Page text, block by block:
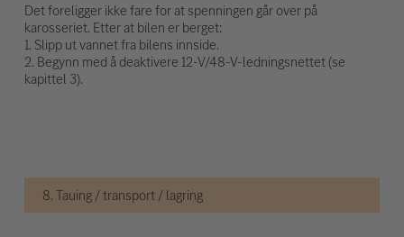
Det foreligger ikke fare for at spenningen går over på
karosseriet. Etter at bilen er berget:
1. Slipp ut vannet fra bilens innside.
2. Begynn med å deaktivere 12-V/48-V-ledningsnettet (se
kapittel 3).
8. Tauing / transport / lagring